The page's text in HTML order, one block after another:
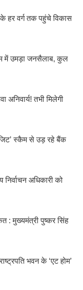
वर्ग तक पहुंचे विकास
में उमड़ा जनसैलाब, कुल
तभी मिलेगी
स्कैम से उड़ रहे बैंक
अधिकारी को
: मुख्यमंत्री पुष्कर सिंह
भवन के ‘एट होम’